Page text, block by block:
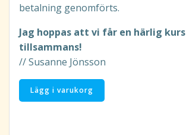
betalning genomförts.
Jag hoppas att vi får en härlig kurs
tillsammans!
// Susanne Jönsson
Högre
Medvetande
Lägg i varukorg